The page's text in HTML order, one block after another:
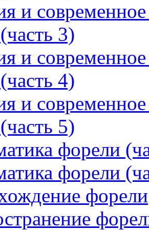
и современное
3)
и современное
4)
и современное
5)
форели
форели
форели